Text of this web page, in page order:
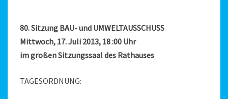
80. Sitzung BAU- und UMWELTAUSSCHUSS
Mittwoch, 17. Juli 2013, 18 :00 Uhr
im großen Sitzungssaal des Rathauses
TAGESORDNUNG: